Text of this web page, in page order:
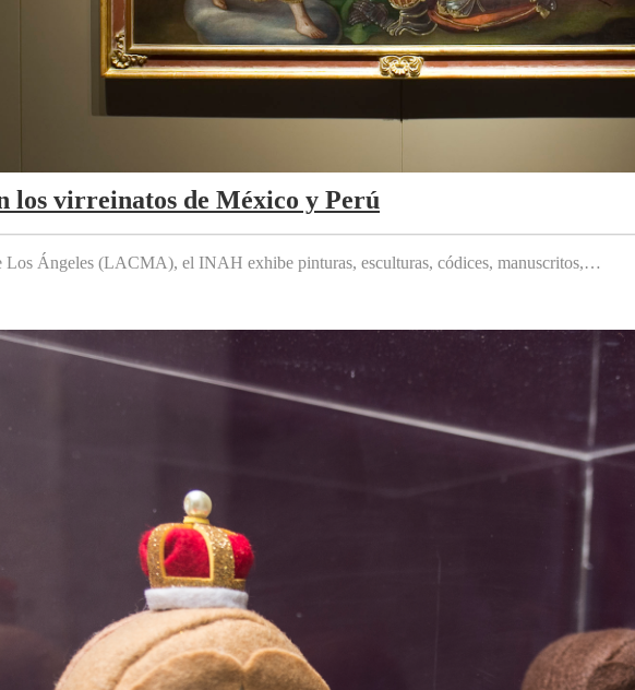
los virreinatos de México y Perú
Los Ángeles (LACMA), el INAH exhibe pinturas, esculturas, códices, manuscritos,…